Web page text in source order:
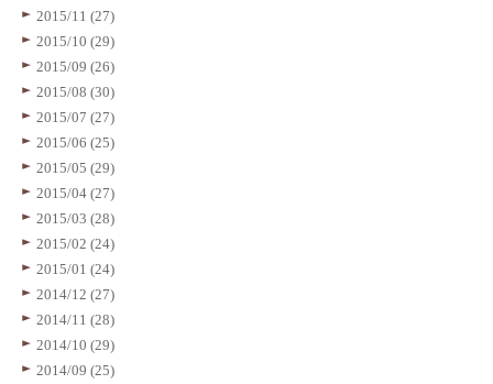
2015/11 (27)
2015/10 (29)
2015/09 (26)
2015/08 (30)
2015/07 (27)
2015/06 (25)
2015/05 (29)
2015/04 (27)
2015/03 (28)
2015/02 (24)
2015/01 (24)
2014/12 (27)
2014/11 (28)
2014/10 (29)
2014/09 (25)